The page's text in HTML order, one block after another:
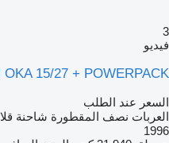
3
فيديو
OKA 15/27 + POWERPACK
السعر عند الطلب
العربات نصف المقطورة شاحنة
1996